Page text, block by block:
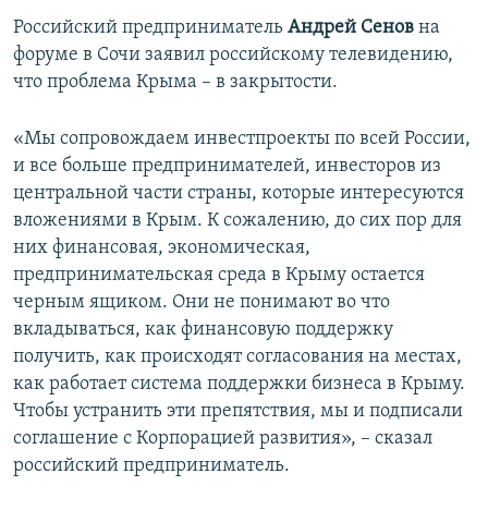
Российский предприниматель Андрей Сенов на
форуме в Сочи заявил российскому телевидению,
что проблема Крыма – в закрытости.
«Мы сопровождаем инвестпроекты по всей России,
и все больше предпринимателей, инвесторов из
центральной части страны, которые интересуются
вложениями в Крым. К сожалению, до сих пор для
них финансовая, экономическая,
предпринимательская среда в Крыму остается
черным ящиком. Они не понимают во что
вкладываться, как финансовую поддержку
получить, как происходят согласования на местах,
как работает система поддержки бизнеса в Крыму.
Чтобы устранить эти препятствия, мы и подписали
соглашение с Корпорацией развития», – сказал
российский предприниматель.